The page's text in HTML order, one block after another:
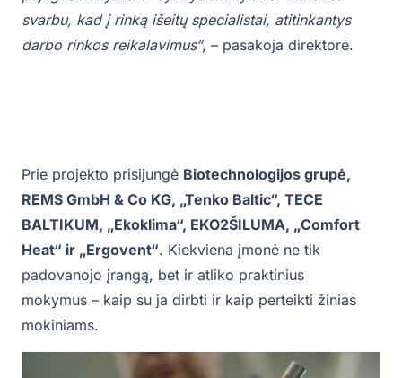
svarbu, kad į rinką išeitų specialistai, atitinkantys
darbo rinkos reikalavimus“, – pasakoja direktorė.
Prie projekto prisijungė Biotechnologijos grupė,
REMS GmbH & Co KG, „Tenko Baltic“, TECE
BALTIKUM, „Ekoklima“, EKO2ŠILUMA, „Comfort
Heat“ ir „Ergovent“. Kiekviena įmonė ne tik
padovanojo įrangą, bet ir atliko praktinius
mokymus – kaip su ja dirbti ir kaip perteikti žinias
mokiniams.